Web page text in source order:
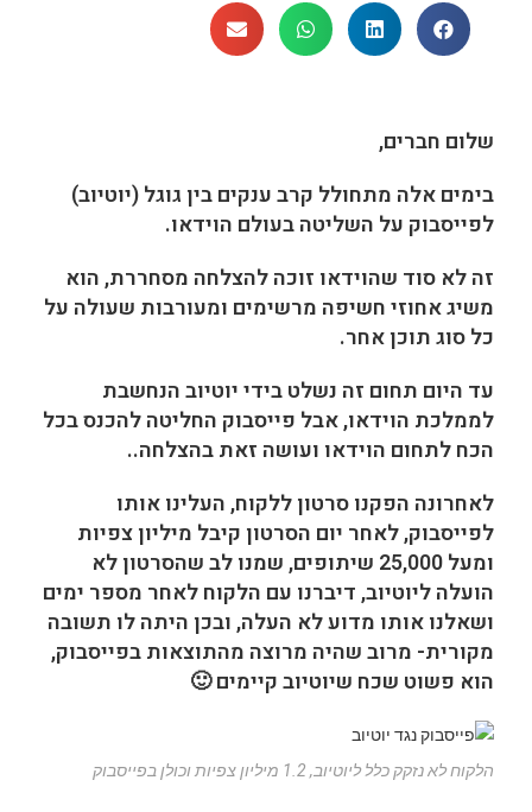
שלום חברים,
בימים אלה מתחולל קרב ענקים בין גוגל (יוטיוב)
לפייסבוק על השליטה בעולם הוידאו.
זה לא סוד שהוידאו זוכה להצלחה מסחררת, הוא
משיג אחוזי חשיפה מרשימים ומעורבות שעולה על
כל סוג תוכן אחר.
עד היום תחום זה נשלט בידי יוטיוב הנחשבת
לממלכת הוידאו, אבל פייסבוק החליטה להכנס בכל
הכח לתחום הוידאו ועושה זאת בהצלחה..
לאחרונה הפקנו סרטון ללקוח, העלינו אותו
לפייסבוק, לאחר יום הסרטון קיבל מיליון צפיות
ומעל 25,000 שיתופים, שמנו לב שהסרטון לא
הועלה ליוטיוב, דיברנו עם הלקוח לאחר מספר ימים
ושאלנו אותו מדוע לא העלה, ובכן היתה לו תשובה
מקורית- מרוב שהיה מרוצה מהתוצאות בפייסבוק,
הוא פשוט שכח שיוטיוב קיימים 🙂
הלקוח לא נזקק כלל ליוטיוב, 1.2 מיליון צפיות וכולן בפייסבוק